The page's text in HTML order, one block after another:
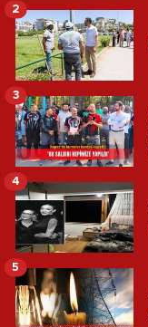
2
3
4
5